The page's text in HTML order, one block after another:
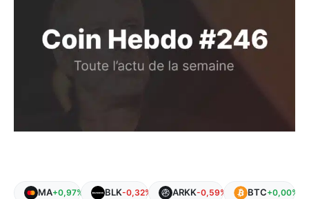
MA+0,97% BLK-0,32% ARKK-0,59% BTC+0,00%